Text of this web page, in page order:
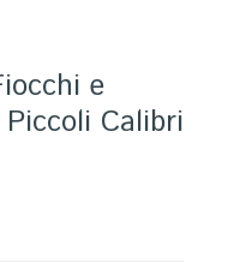
e
Calibri